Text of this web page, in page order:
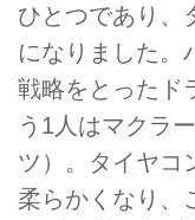
ひとつであり、
になりました
戦略をとったド
う1人はマクラ
ツ）。タイヤコ
柔らかくなり、